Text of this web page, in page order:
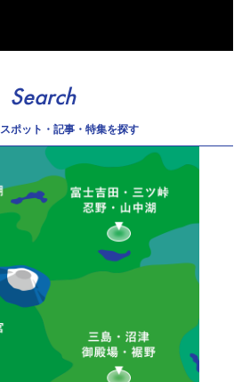
Search
スポット・記事・特集を探す